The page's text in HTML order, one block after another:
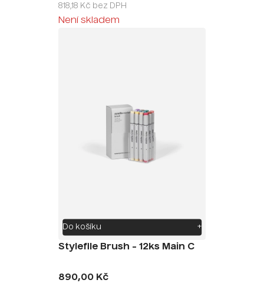
818,18 Kč bez DPH
Není skladem
Do košíku +
Stylefile Brush - 12ks Main C
890,00 Kč